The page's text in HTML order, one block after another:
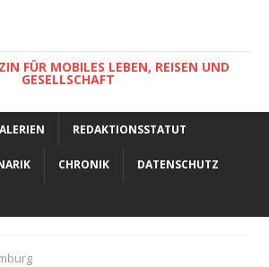
FÜR MOBILES LEBEN, REISEN UND
GESELLSCHAFT
REDAKTIONSSTATUT
CHRONIK DATENSCHUTZ